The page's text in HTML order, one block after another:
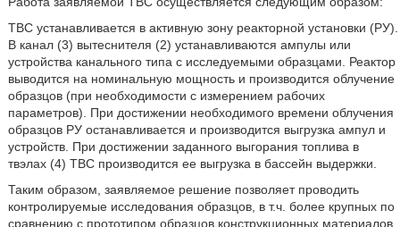
ТВС устанавливается в активную зону реакторной установки (РУ).
В канал (3) вытеснителя (2) устанавливаются ампулы или
устройства канального типа с исследуемыми образцами. Реактор
выводится на номинальную мощность и производится облучение
образцов (при необходимости с измерением рабочих
параметров). При достижении необходимого времени облучения
образцов РУ останавливается и производится выгрузка ампул и
устройств. При достижении заданного выгорания топлива в
твэлах (4) ТВС производится ее выгрузка в бассейн выдержки.
Таким образом, заявляемое решение позволяет проводить
контролируемые исследования образцов, в т.ч. более крупных по
сравнению с прототипом образцов конструкционных материалов,